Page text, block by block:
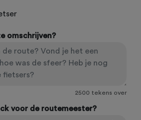
omschrijven?
2500 tekens over
voor de routemeester?